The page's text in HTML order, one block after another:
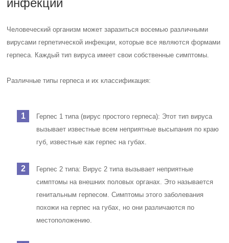
инфекций
Человеческий организм может заразиться восемью различными
вирусами герпетической инфекции, которые все являются формами
герпеса. Каждый тип вируса имеет свои собственные симптомы.
Различные типы герпеса и их классификация:
Герпес 1 типа (вирус простого герпеса): Этот тип вируса
вызывает известные всем неприятные высыпания по краю
губ, известные как герпес на губах.
Герпес 2 типа: Вирус 2 типа вызывает неприятные
симптомы на внешних половых органах. Это называется
генитальным герпесом. Симптомы этого заболевания
похожи на герпес на губах, но они различаются по
местоположению.